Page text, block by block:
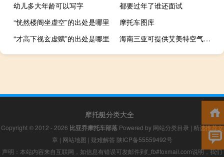
幼儿多大年龄可以写字
都要过年了谁还面试
“恍然楼阁坐虚空”的出处是哪里
摩托车图库
“才高下视玄虚赋”的出处是哪里
海南三亚可提供艾美特空气净化器维修服务地址在哪
摩托艇分类大全
Copyright © 2012 - 2026 比亚乔摩托车部落Powered by 网站分类目录 | 精选推荐文
章 | 网站地图 | 疑难解答 陕ICP备55559492号
声明：本站内容来自互联网，如信息有错误可发邮件到f_fb#foxmail.com说明，我们